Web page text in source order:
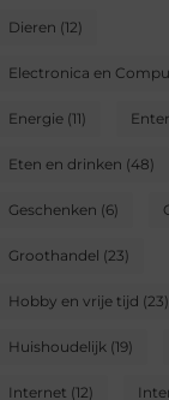
Dieren (12)
Electronica en
Energie (11)
Eten en drinken (48)
Geschenken (6)
Groothandel (23)
Hobby en vrije tijd (23)
Huishoudelijk (19)
Internet (12)